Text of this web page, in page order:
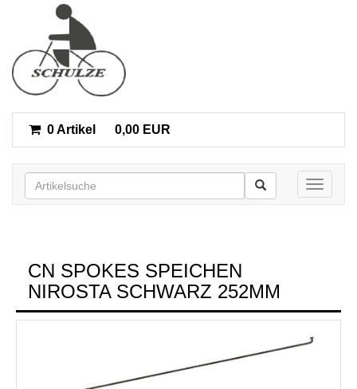
0 Artikel 0,00 EUR
Toggle
CN SPOKES SPEICHEN
NIROSTA SCHWARZ 252MM